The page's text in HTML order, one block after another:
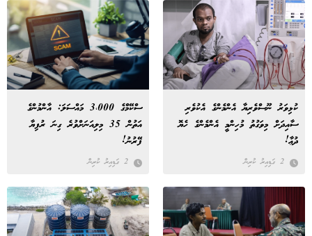
ކުޅިވަރު ނޫސްވެރިޔާ އެންމެންގެ އެކުވެރި
ސާއިދަށް މިވަގުތު މުހިންމީ އެންމެންގެ ހެޔޮ
ދުޢާ!
2 ގަޑިއިރު ކުރިން
ސްކޭމްގެ 3،000 މައްސަލަ: އާންމުންގެ
އަތުން 35 މިލިއަނަށްވުރެ ގިނަ ރުފިޔާ
ފޭރުނު!
2 ގަޑިއިރު ކުރިން